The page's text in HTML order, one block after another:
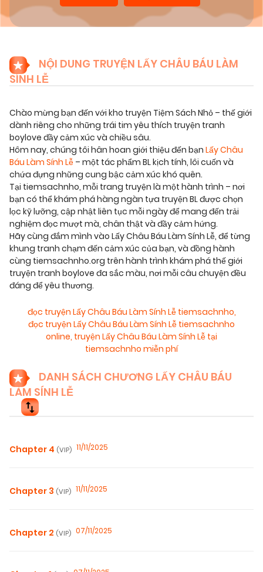
NỘI DUNG TRUYỆN LẤY CHÂU BÁU LÀM
SÍNH LỄ
Chào mừng bạn đến với kho truyện Tiệm Sách Nhỏ – thế giới
dành riêng cho những trái tim yêu thích truyện tranh
boylove đầy cảm xúc và chiều sâu.
Hôm nay, chúng tôi hân hoan giới thiệu đến bạn Lấy Châu
Báu Làm Sính Lễ – một tác phẩm BL kịch tính, lôi cuốn và
chứa đựng những cung bậc cảm xúc khó quên.
Tại tiemsachnho, mỗi trang truyện là một hành trình – nơi
bạn có thể khám phá hàng ngàn tựa truyện BL được chọn
lọc kỹ lưỡng, cập nhật liên tục mỗi ngày để mang đến trải
nghiệm đọc mượt mà, chân thật và đầy cảm hứng.
Hãy cùng đắm mình vào Lấy Châu Báu Làm Sính Lễ, để từng
khung tranh chạm đến cảm xúc của bạn, và đồng hành
cùng tiemsachnho.org trên hành trình khám phá thế giới
truyện tranh boylove đa sắc màu, nơi mỗi câu chuyện đều
đáng để yêu thương.
đọc truyện Lấy Châu Báu Làm Sính Lễ tiemsachnho,
đọc truyện Lấy Châu Báu Làm Sính Lễ tiemsachnho
online, truyện Lấy Châu Báu Làm Sính Lễ tại
tiemsachnho miễn phí
DANH SÁCH CHƯƠNG LẤY CHÂU BÁU
LÀM SÍNH LỄ
Chapter 4 (VIP) 11/11/2025
Chapter 3 (VIP) 11/11/2025
Chapter 2 (VIP) 07/11/2025